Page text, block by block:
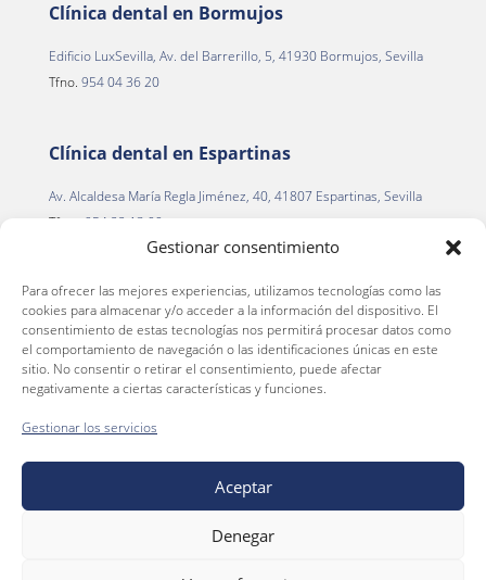
Gestionar consentimiento
Para ofrecer las mejores experiencias, utilizamos tecnologías como las
cookies para almacenar y/o acceder a la información del dispositivo. El
consentimiento de estas tecnologías nos permitirá procesar datos como
el comportamiento de navegación o las identificaciones únicas en este
sitio. No consentir o retirar el consentimiento, puede afectar
negativamente a ciertas características y funciones.
Gestionar los servicios
Aceptar
Denegar
Clínica dental en Bormujos
Edificio LuxSevilla, Av. del Barrerillo, 5, 41930 Bormujos, Sevilla
Tfno. 954 04 36 20
Clínica dental en Espartinas
Av. Alcaldesa María Regla Jiménez, 40, 41807 Espartinas, Sevilla
Tfno.
954 22 13 00
Clínica dental en La Palma del Condado
C. Alegría de la Huerta, 2
La Palma del Condado, 21700 (Huelva)
Tfno.959 66 36 46
Política de cookies
Normas de las promociones